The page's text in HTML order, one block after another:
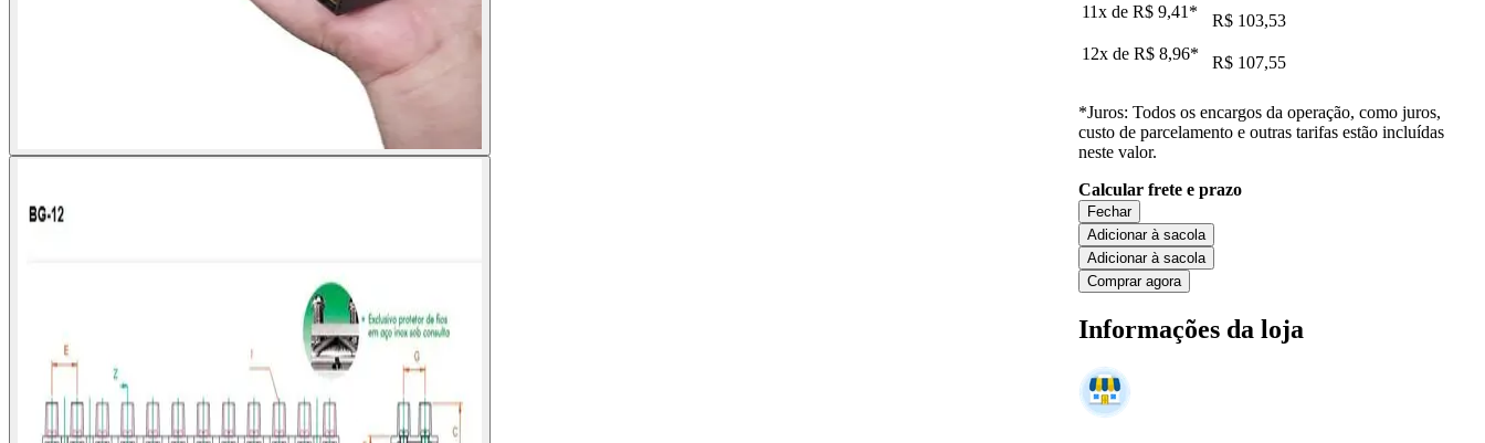
11x de R$ 9,41 *
R$ 103,53
12x de R$ 8,96* R$ 107,55
*Juros: Todos os encargos da operação, como juros,
custo de parcelamento e outras tarifas estão incluídas
neste valor.
Calcular frete e prazo
Fechar
Adicionar à sacola
Adicionar à sacola
Comprar agora
Informações da loja